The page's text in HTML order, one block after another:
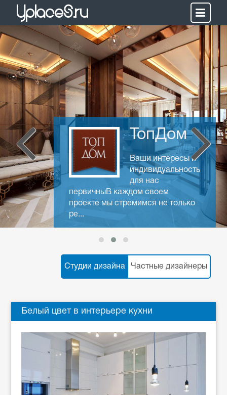
Yplaces.ru
ТопДом
Ваши интересы и
индивидуальность
для нас
первичныВ каждом своем
проекте мы стремимся не только
ре...
Студии дизайна Частные дизайнеры
Белый цвет в интерьере кухни